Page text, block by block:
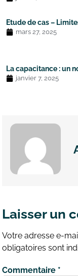
Etude de cas –
mars 27, 2025
La capacitance : un
janvier 7, 2025
Laisser un
Votre adresse e-
obligatoires sont
Commentaire *